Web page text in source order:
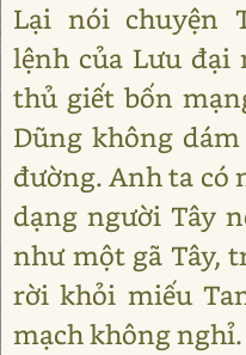
Lại nói chuyện
lệnh của Lưu
thủ giết bốn
Dũng không
đường. Anh ta có
dạng người Tây
như một gã Tây,
rời khỏi miếu
mạch không